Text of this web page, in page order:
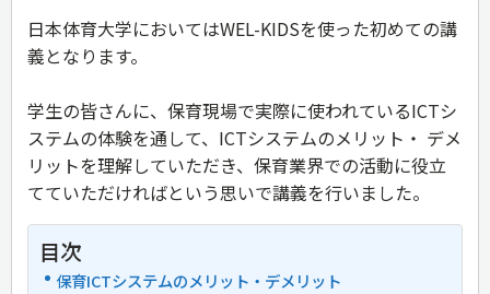
日本体育大学においてはWEL-KIDSを使った初めての講
義となります。
学生の皆さんに、保育現場で実際に使われているICTシ
ステムの体験を通して、ICTシステムのメリット・ デメ
リットを理解していただき、保育業界での活動に役立
てていただければという思いで講義を行いました。
目次
保育ICTシステムのメリット・デメリット